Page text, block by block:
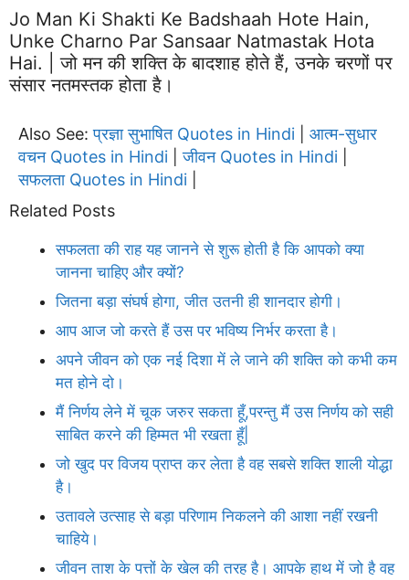
Jo Man Ki Shakti Ke Badshaah Hote Hain,
Unke Charno Par Sansaar Natmastak Hota
Hai. | जो मन की शक्ति के बादशाह होते हैं, उनके चरणों पर
संसार नतमस्तक होता है।
Also See:प्रज्ञा सुभाषित Quotes in Hindi
आत्म-सुधार
वचन Quotes in Hindi |जीवन Quotes in Hindi
सफलता Quotes in Hindi
Related Posts
सफलता की राह यह जानने से शुरू होती है कि आपको क्या
जानना चाहिए और क्यों?
जितना बड़ा संघर्ष होगा, जीत उतनी ही शानदार होगी।
आप आज जो करते हैं उस पर भविष्य निर्भर करता है।
अपने जीवन को एक नई दिशा में ले जाने की शक्ति को कभी कम
मत होने दो।
मैं निर्णय लेने में चूक जरुर सकता हूँ,परन्तु मैं उस निर्णय को सही
साबित करने की हिम्मत भी रखता हूँ|
जो खुद पर विजय प्राप्त कर लेता है वह सबसे शक्ति शाली योद्धा
है।
उतावले उत्साह से बड़ा परिणाम निकलने की आशा नहीं रखनी
चाहिये।
जीवन ताश के पत्तों के खेल की तरह है। आपके हाथ में जो है वह